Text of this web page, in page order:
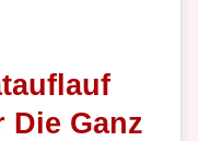
Die Ganz